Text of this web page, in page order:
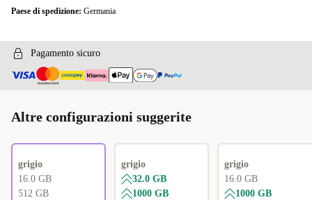
Paese di spedizione: Germania
Pagamento sicuro
Altre configurazioni suggerite
grigio
16.0 GB
512 GB
grigio
32.0 GB
1000 GB
grigio
16.0 GB
1000 GB